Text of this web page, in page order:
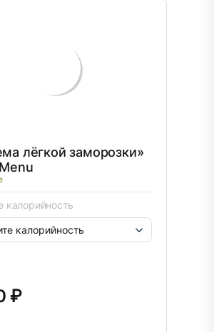
лёгкой заморозки»
калорийность
₽